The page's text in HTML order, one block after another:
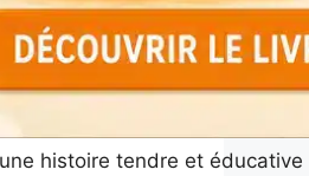
histoire tendre et